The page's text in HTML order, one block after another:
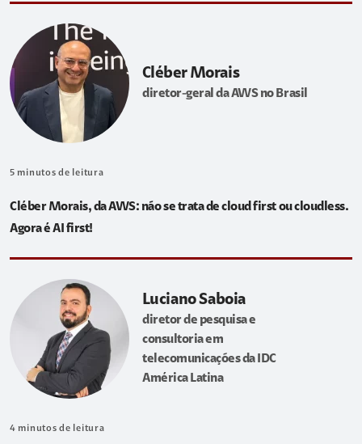
Cléber Morais
diretor-geral da AWS no Brasil
5 minutos de leitura
Cléber Morais, da AWS: não se trata de cloud first ou cloudless.
Agora é AI first!
Luciano Saboia
diretor de pesquisa e
consultoria em
telecomunicações da IDC
América Latina
4 minutos de leitura